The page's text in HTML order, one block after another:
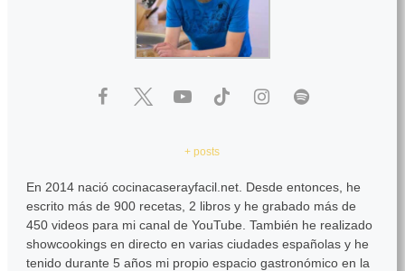
+ posts
En 2014 nació cocinacaserayfacil.net. Desde entonces, he
escrito más de 900 recetas, 2 libros y he grabado más de
450 videos para mi canal de YouTube. También he realizado
showcookings en directo en varias ciudades españolas y he
tenido durante 5 años mi propio espacio gastronómico en la